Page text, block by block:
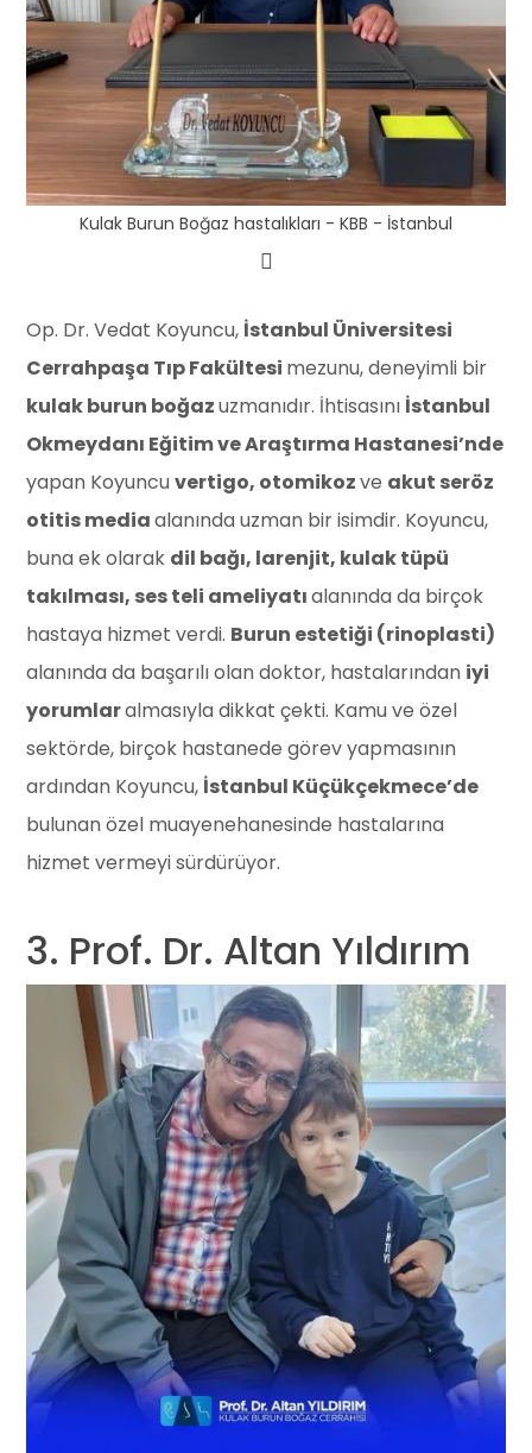
Kulak Burun Boğaz hastalıkları - KBB - İstanbul
Op. Dr. Vedat Koyuncu, İstanbul Üniversitesi
Cerrahpaşa Tıp Fakültesi mezunu, deneyimli bir
kulak burun boğazuzmanıdır. İhtisasını İstanbul
Okmeydanı Eğitim ve Araştırma Hastanesi’nde
yapan Koyuncuvertigo, otomikozve akut seröz
otitis mediaalanında uzman bir isimdir. Koyuncu,
buna ek olarak dil bağı, larenjit, kulak tüpü
takılması, ses teli ameliyatıalanında da birçok
hastaya hizmet verdi. Burun estetiği (rinoplasti)
alanında da başarılı olan doktor, hastalarından iyi
yorumlaralmasıyla dikkat çekti. Kamu ve özel
sektörde, birçok hastanede görev yapmasının
ardından Koyuncu, İstanbul Küçükçekmece’de
bulunan özel muayenehanesinde hastalarına
hizmet vermeyi sürdürüyor.
3. Prof. Dr. Altan Yıldırım